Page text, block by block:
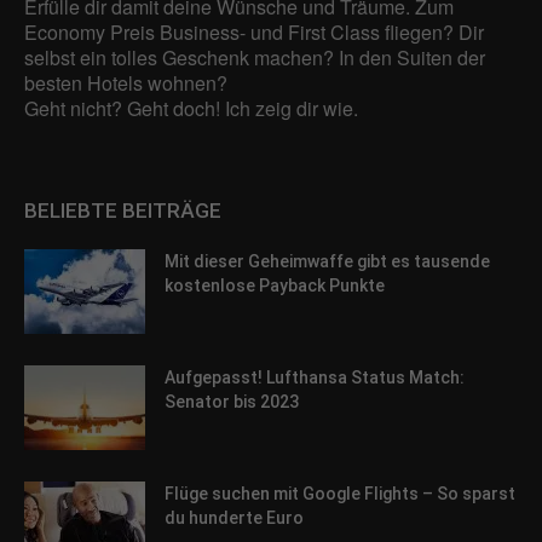
Erfülle dir damit deine Wünsche und Träume. Zum
Economy Preis Business- und First Class fliegen? Dir
selbst ein tolles Geschenk machen? In den Suiten der
besten Hotels wohnen?
Geht nicht? Geht doch! Ich zeig dir wie.
BELIEBTE BEITRÄGE
Mit dieser Geheimwaffe gibt es tausende
kostenlose Payback Punkte
Aufgepasst! Lufthansa Status Match:
Senator bis 2023
Flüge suchen mit Google Flights – So sparst
du hunderte Euro
Anzeigen- und Inhaltsmessung. Weitere Informationen über die
Verwendung Ihrer Daten finden Sie in unserer
Datenschutzerklärung.
Hier finden Sie eine Übersicht über alle verwendeten Cookies. Sie
können Ihre Einwilligung zu ganzen Kategorien geben oder sich
Alle akzeptieren
Zurück
Datenschutzeinstellungen
Essenziell (1)
Essenzielle Cookies ermöglichen grundlegende Funktionen und sind für
die einwandfreie Funktion der Website erforderlich.
Statistik Cookies erfassen Informationen anonym. Diese Informationen
helfen uns zu verstehen, wie unsere Besucher unsere Website nutzen.